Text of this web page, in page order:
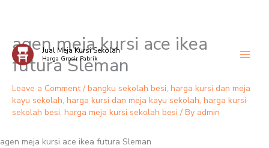
Skip
content
Jual Meja Kursi Sekolah
Harga Grosir Pabrik
agen meja kursi ace ikea
futura Sleman
Leave a Comment / bangku sekolah besi, harga kursi dan meja
kayu sekolah, harga kursi dan meja kayu sekolah, harga kursi
sekolah besi, harga meja kursi sekolah besi / By admin
agen meja kursi ace ikea futura Sleman